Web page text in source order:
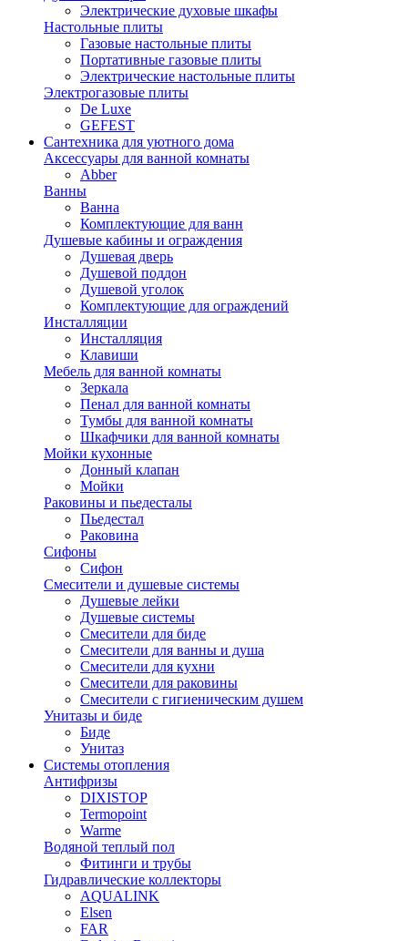
Электрические духовые шкафы
Настольные плиты
Газовые настольные плиты
Портативные газовые плиты
Электрические настольные плиты
Электрогазовые плиты
De Luxe
GEFEST
Сантехника для уютного дома
Аксессуары для ванной комнаты
Abber
Ванны
Ванна
Комплектующие для ванн
Душевые кабины и ограждения
Душевая дверь
Душевой поддон
Душевой уголок
Комплектующие для ограждений
Инсталляции
Инсталляция
Клавиши
Мебель для ванной комнаты
Зеркала
Пенал для ванной комнаты
Тумбы для ванной комнаты
Шкафчики для ванной комнаты
Мойки кухонные
Донный клапан
Мойки
Раковины и пьедесталы
Пьедестал
Раковина
Сифоны
Сифон
Смесители и душевые системы
Душевые лейки
Душевые системы
Смесители для биде
Смесители для ванны и душа
Смесители для кухни
Смесители для раковины
Смесители с гигиеническим душем
Унитазы и биде
Биде
Унитаз
Системы отопления
Антифризы
DIXISTOP
Termopoint
Warme
Водяной теплый пол
Фитинги и трубы
Гидравлические коллекторы
AQUALINK
Elsen
FAR